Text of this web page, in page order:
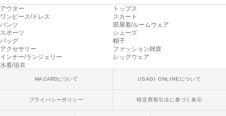
MOIGE
モワージュ
MUCHA
ミュシャ
ニューバランス
アウター
トップス
ワンピース/ドレス
スカート
パンツ
部屋着/ルームウェア
スポーツ
シューズ
バッグ
帽子
アクセサリー
ファッション雑貨
インナー/ランジェリー
レッグウェア
水着/浴衣
MA CARDについて USAGI ONLINEについて
プライバシーポリシー 特定商取引法に基づく表示